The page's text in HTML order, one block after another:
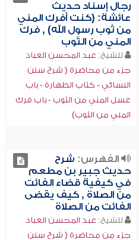
رجال إسناد حديث
عائشة: (كنت أفرك المني
من ثوب رسول الله) , فرك
المني من الثوب
للشيخ: عبد المحسن العباد
جزء من محاضرة ( شرح سنن
النسائي - كتاب الطهارة - باب
غسل المني من الثوب - باب فرك
المني من الثوب)
الفهرس: شرح
حديث جبير بن مطعم
في كيفية قضاء الفائت
من الصلاة , كيف يقضى
الفائت من الصلاة
للشيخ: عبد المحسن العباد
جزء من محاضرة ( شرح سنن